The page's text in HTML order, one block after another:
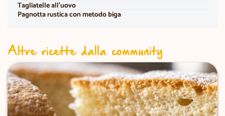
Tagliatelle all’uovo
Pagnotta rustica con metodo biga
Altre ricette dalla community